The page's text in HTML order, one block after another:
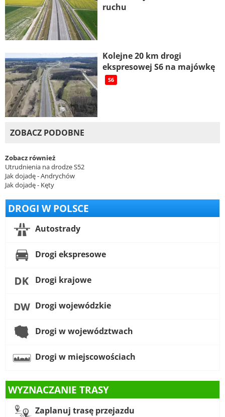
ruchu
Kolejne 20 km drogi
ekspresowej S6 na majówkę
S6
ZOBACZ PODOBNE
Zobacz również
Utrudnienia na drodze S52
Jak dojadę - Andrychów
Jak dojadę - Kęty
DROGI W POLSCE
Autostrady
Drogi ekspresowe
Drogi krajowe
Drogi wojewódzkie
Drogi w województwach
Drogi w miejscowościach
WYZNACZANIE TRASY
Zaplanuj trasę przejazdu